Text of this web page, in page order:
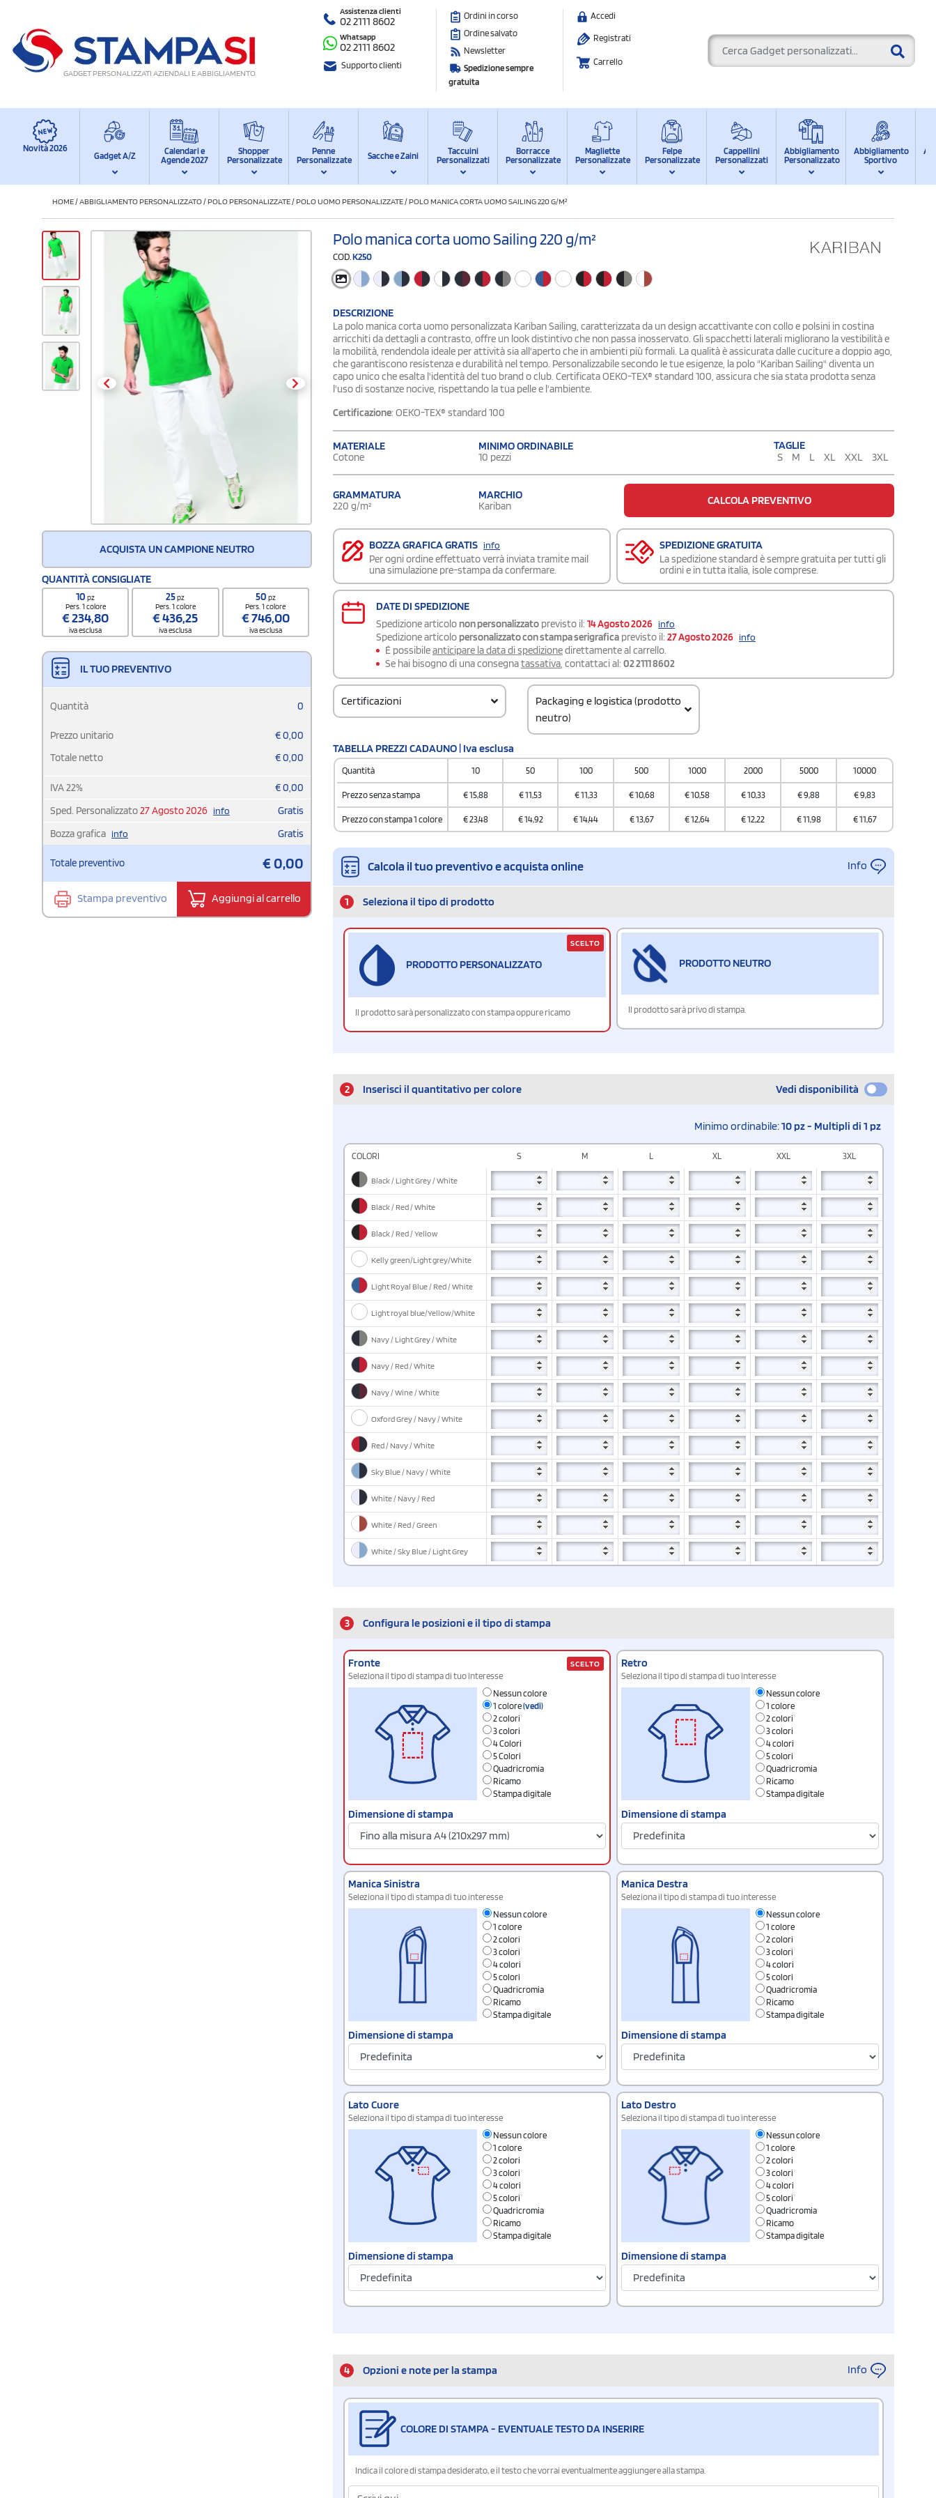
GADGET PERSONALIZZATI AZIENDALI E ABBIGLIAMENTO
Assistenza clienti
02 2111 8602
Whatsapp
02 2111 8602
Supporto clienti
Ordini in corso
Ordine salvato
Newsletter
Spedizione sempre
gratuita
Accedi
Registrati
Carrello
Novità 2026
Gadget A/Z
Calendari e
Agende 2027
Shopper
Personalizzate
Penne
Personalizzate
Sacche e Zaini
Taccuini
Personalizzati
Borracce
Personalizzate
Magliette
Personalizzate
Felpe
Personalizzate
Cappellini
Personalizzati
Abbigliamento
Personalizzato
Abbigliamento
Sportivo
HOME/ABBIGLIAMENTO PERSONALIZZATO/POLO PERSONALIZZATE/POLO UOMO PERSONALIZZATE/POLO MANICA CORTA UOMO SAILING 220 G/M²
ACQUISTA UN CAMPIONE NEUTRO
QUANTITÀ CONSIGLIATE
10pz
Pers. 1 colore
€234,80
iva esclusa
25pz
Pers. 1 colore
€436,25
iva esclusa
50 pz
Pers. 1 colore
€746,00
iva esclusa
IL TUO PREVENTIVO
Quantità 0
Prezzo unitario €0,00
Totale netto
€0,00
IVA22% €0,00
Sped. Personalizzato27 Agosto 2026 info
Gratis
Bozza grafica info Gratis
Totale preventivo €0,00
Stampa preventivo Aggiungi al carrello
Polo manica corta uomo Sailing 220 g/m²
COD. K250
DESCRIZIONE
La polo manica corta uomo personalizzata Kariban Sailing, caratterizzata da un design accattivante con collo e polsini in costina
arricchiti da dettagli a contrasto, offre un look distintivo che non passa inosservato. Gli spacchetti laterali migliorano la vestibilità e
la mobilità, rendendola ideale per attività sia all'aperto che in ambienti più formali. La qualità è assicurata dalle cuciture a doppio ago,
che garantiscono resistenza e durabilità nel tempo. Personalizzabile secondo le tue esigenze, la polo "Kariban Sailing" diventa un
capo unico che esalta l'identità del tuo brand o club. Certificata OEKO-TEX® standard 100, assicura che sia stata prodotta senza
l'uso di sostanze nocive, rispettando la tua pelle e l'ambiente.
Certificazione: OEKO-TEX® standard 100
MATERIALE
Cotone
MINIMO ORDINABILE
10 pezzi
TAGLIE
S
M L XL XXL 3XL
GRAMMATURA
220 g/m²
MARCHIO
Kariban CALCOLA PREVENTIVO
BOZZA GRAFICA GRATIS info
Per ogni ordine effettuato verrà inviata tramite mail
una simulazione pre-stampa da confermare.
SPEDIZIONE GRATUITA
La spedizione standard è sempre gratuita per tutti gli
ordini e in tutta italia, isole comprese.
DATE DI SPEDIZIONE
Spedizione articolo non personalizzato previsto il: 14 Agosto 2026 info
Spedizione articolo personalizzato con stampa serigrafica previsto il: 27 Agosto 2026 info
É possibileanticipare la data di spedizionedirettamente al carrello.
Se hai bisogno di una consegnatassativa , contattaci al: 02 2111 8602
Certificazioni
Packaging e logistica (prodotto
neutro)
61051000
TABELLA PREZZI CADAUNO | Iva esclusa
Quantità 10 50 100 500 1000 2000 5000 10000
Prezzo senza stampa €15,88 €11,53 €11,33 €10,68 €10,58 €10,33 €9,88 €9,83
Prezzo con stampa 1 colore €23,48 €14,92 €14,44 €13,67 €12,64 €12,22 €11,98 €11,67
Calcola il tuo preventivo e acquista online Info
1 Seleziona il tipo di prodotto
PRODOTTO PERSONALIZZATO
Il prodotto sarà personalizzato con stampa oppure ricamo
SCELTO
PRODOTTO NEUTRO
Il prodotto sarà privo di stampa.
2 Inserisci il quantitativo per colore Vedi disponibilità
Minimo ordinabile:10 pz - Multipli di 1 pz
COLORI S M L XL XXL 3XL
Black / Light Grey / White
Black / Red / White
Black / Red / Yellow
Kelly green/Light grey/White
Light Royal Blue / Red / White
Light royal blue/Yellow/White
Navy / Light Grey / White
Navy / Red / White
Navy / Wine / White
Oxford Grey / Navy / White
Red / Navy / White
Sky Blue / Navy / White
White / Navy / Red
White / Red / Green
White / Sky Blue / Light Grey
3 Configura le posizioni e il tipo di stampa
Fronte
Seleziona il tipo di stampa di tuo interesse
Nessun colore
1 colore(vedi)
2 colori
3 colori
4 Colori
5 Colori
Quadricromia
Ricamo
Stampa digitale
Dimensione di stampa
SCELTO Retro
Seleziona il tipo di stampa di tuo interesse
Nessun colore
1 colore
2 colori
3 colori
4 colori
5 colori
Quadricromia
Ricamo
Stampa digitale
Dimensione di stampa
Manica Sinistra
Seleziona il tipo di stampa di tuo interesse
Nessun colore
1 colore
2 colori
3 colori
4 colori
5 colori
Quadricromia
Ricamo
Stampa digitale
Dimensione di stampa
Manica Destra
Seleziona il tipo di stampa di tuo interesse
Nessun colore
1 colore
2 colori
3 colori
4 colori
5 colori
Quadricromia
Ricamo
Stampa digitale
Dimensione di stampa
Lato Cuore
Seleziona il tipo di stampa di tuo interesse
Nessun colore
1 colore
2 colori
3 colori
4 colori
5 colori
Quadricromia
Ricamo
Stampa digitale
Dimensione di stampa
Lato Destro
Seleziona il tipo di stampa di tuo interesse
Nessun colore
1 colore
2 colori
3 colori
4 colori
5 colori
Quadricromia
Ricamo
Stampa digitale
Dimensione di stampa
4 Opzioni e note per la stampa Info
COLORE DI STAMPA - EVENTUALE TESTO DA INSERIRE
Indica il colore di stampa desiderato, e il testo che vorrai eventualmente aggiungere alla stampa.